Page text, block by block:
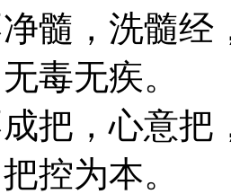
，洗髓经
毒无疾。
，心意把
控为本。